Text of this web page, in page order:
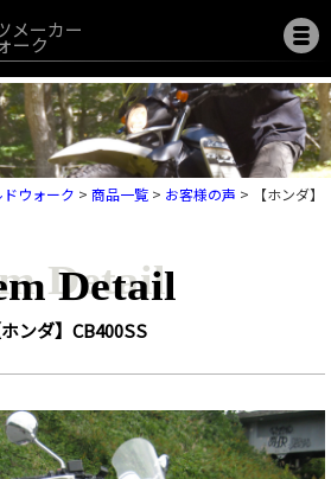
メーカー
ーク
ウォーク > 商品一覧 > お客様の声 >
【ホンダ】
Detail
ホンダ】CB400SS